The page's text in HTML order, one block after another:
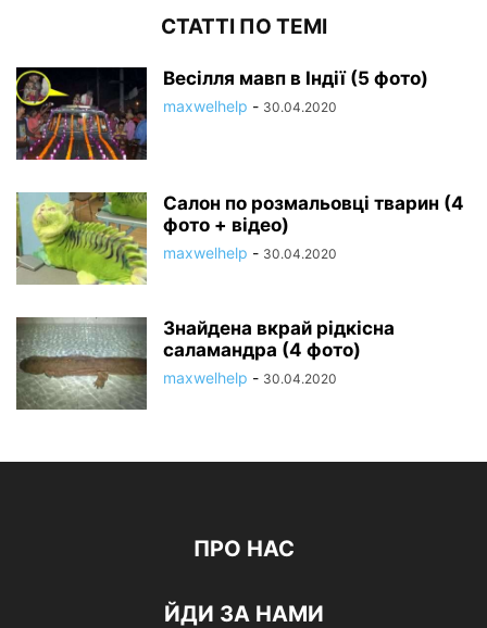
СТАТТІ ПО ТЕМІ
Весілля мавп в Індії (5 фото)
maxwelhelp - 30.04.2020
Салон по розмальовці тварин (4
фото + відео)
maxwelhelp - 30.04.2020
Знайдена вкрай рідкісна
саламандра (4 фото)
maxwelhelp - 30.04.2020
ПРО НАС
ЙДИ ЗА НАМИ